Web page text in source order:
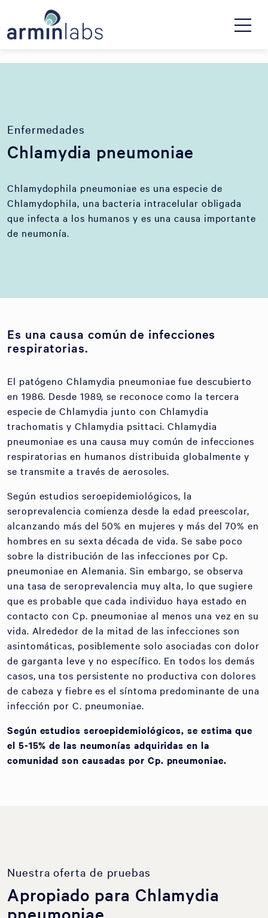
Enfermedades
Chlamydia pneumoniae
Chlamydophila pneumoniae es una especie de
Chlamydophila, una bacteria intracelular obligada
que infecta a los humanos y es una causa importante
de neumonía.
Es una causa común de infecciones
respiratorias.
El patógeno Chlamydia pneumoniae fue descubierto
en 1986. Desde 1989, se reconoce como la tercera
especie de Chlamydia junto con Chlamydia
trachomatis y Chlamydia psittaci. Chlamydia
pneumoniae es una causa muy común de infecciones
respiratorias en humanos distribuida globalmente y
se transmite a través de aerosoles.
Según estudios seroepidemiológicos, la
seroprevalencia comienza desde la edad preescolar,
alcanzando más del 50% en mujeres y más del 70% en
hombres en su sexta década de vida. Se sabe poco
sobre la distribución de las infecciones por Cp.
pneumoniae en Alemania. Sin embargo, se observa
una tasa de seroprevalencia muy alta, lo que sugiere
que es probable que cada individuo haya estado en
contacto con Cp. pneumoniae al menos una vez en su
vida. Alrededor de la mitad de las infecciones son
asintomáticas, posiblemente solo asociadas con dolor
de garganta leve y no específico. En todos los demás
casos, una tos persistente no productiva con dolores
de cabeza y fiebre es el síntoma predominante de una
infección por C. pneumoniae.
Según estudios seroepidemiológicos, se estima que
el 5-15% de las neumonías adquiridas en la
comunidad son causadas por Cp. pneumoniae.
Nuestra oferta de pruebas
Apropiado para Chlamydia